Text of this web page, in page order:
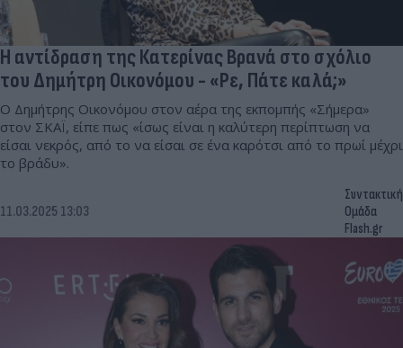
Η αντίδραση της Κατερίνας Βρανά στο σχόλιο
του Δημήτρη Οικονόμου - «Ρε, Πάτε καλά;»
Ο Δημήτρης Οικονόμου στον αέρα της εκπομπής «Σήμερα»
στον ΣΚΑΪ, είπε πως «ίσως είναι η καλύτερη περίπτωση να
είσαι νεκρός, από το να είσαι σε ένα καρότσι από το πρωί μέχρι
το βράδυ».
11.03.2025 13:03
Συντακτική
Ομάδα
Flash.gr